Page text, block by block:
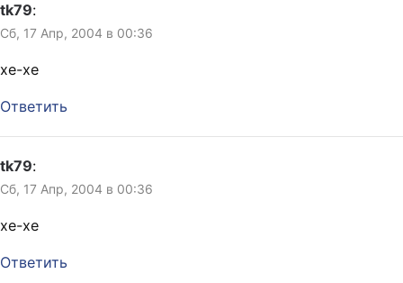
tk79:
Сб, 17 Апр, 2004 в 00:36
хе-хе
Ответить
tk79:
Сб, 17 Апр, 2004 в 00:36
хе-хе
Ответить